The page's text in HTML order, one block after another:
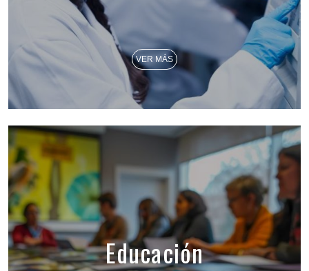
VER MÁS
Educación